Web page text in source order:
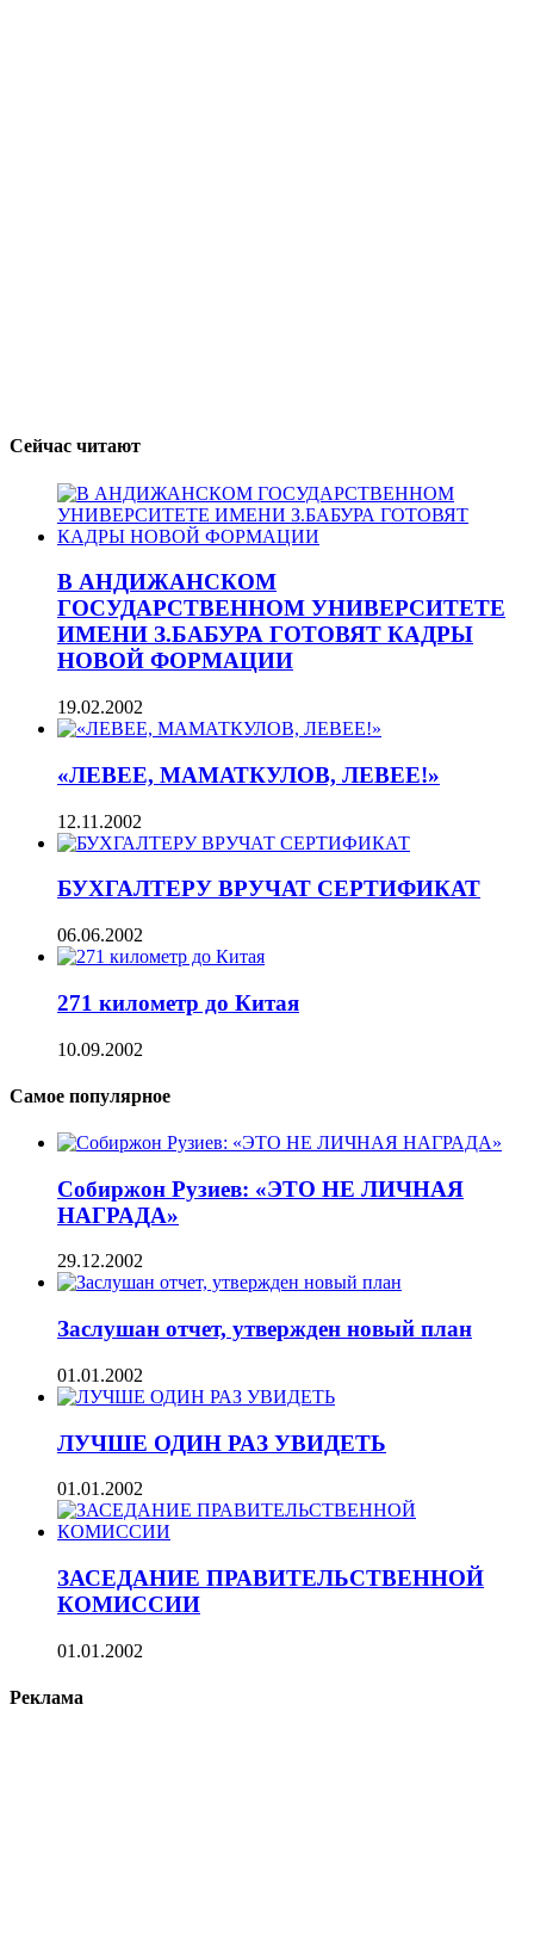
Сейчас читают
В АНДИЖАНСКОМ
ГОСУДАРСТВЕННОМ УНИВЕРСИТЕТЕ
ИМЕНИ З.БАБУРА ГОТОВЯТ КАДРЫ
НОВОЙ ФОРМАЦИИ
19.02.2002
«ЛЕВЕЕ, МАМАТКУЛОВ, ЛЕВЕЕ!»
12.11.2002
БУХГАЛТЕРУ ВРУЧАТ СЕРТИФИКАТ
06.06.2002
271 километр до Китая
10.09.2002
Самое популярное
Собиржон Рузиев: «ЭТО НЕ ЛИЧНАЯ
НАГРАДА»
29.12.2002
Заслушан отчет, утвержден новый план
01.01.2002
ЛУЧШЕ ОДИН РАЗ УВИДЕТЬ
01.01.2002
ЗАСЕДАНИЕ ПРАВИТЕЛЬСТВЕННОЙ
КОМИССИИ
01.01.2002
Реклама